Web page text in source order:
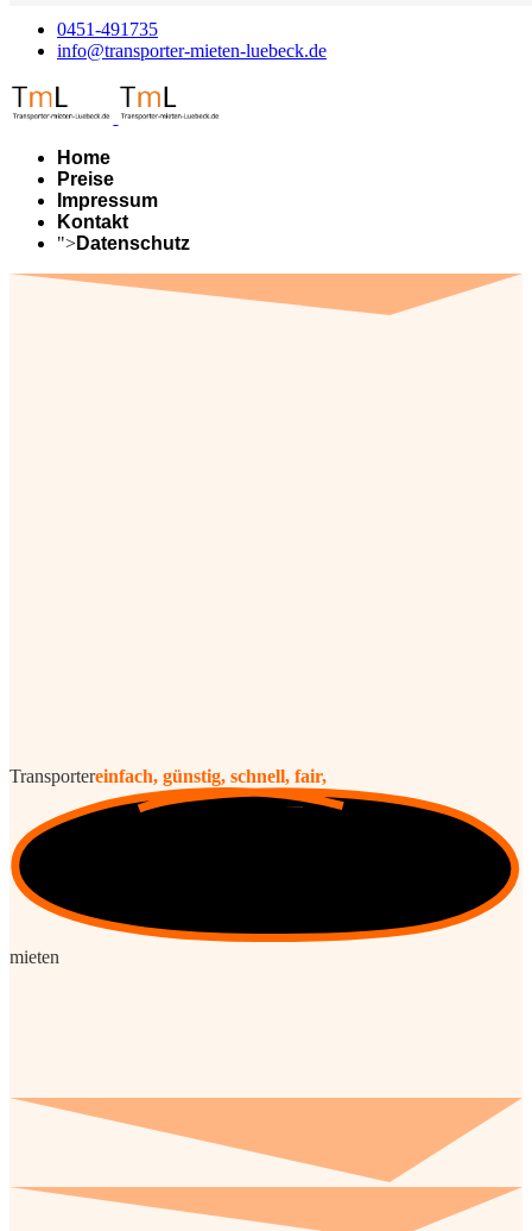
0451-491735
info@transporter-mieten-luebeck.de
Home
Preise
Impressum
Kontakt
">Datenschutz
Transportereinfach, günstig, schnell, fair,
mieten